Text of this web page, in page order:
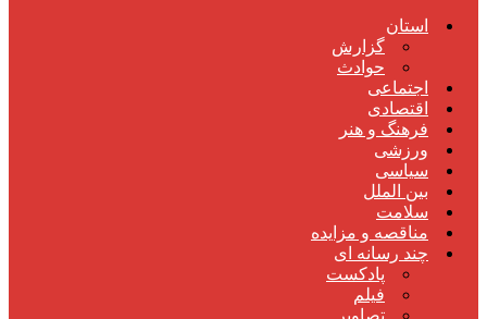
استان
گزارش
حوادث
اجتماعی
اقتصادی
فرهنگ و هنر
ورزشی
سیاسی
بین الملل
سلامت
مناقصه و مزایده
چند رسانه ای
پادکست
فیلم
تصاویر